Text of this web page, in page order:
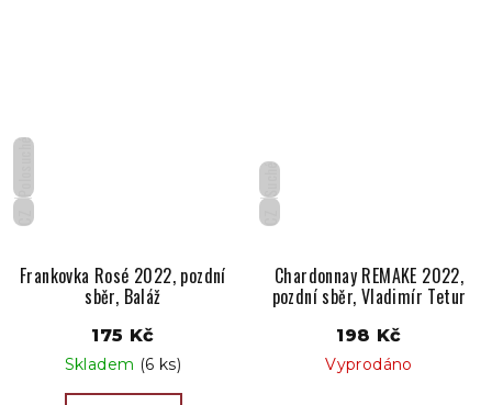
CZ
Frankovka Rosé 2022, pozdní
sběr, Baláž
175 Kč
Skladem (6 ks)
CZ
Suché
Chardonnay REMAKE 2022,
pozdní sběr, Vladimír Tetur
198 Kč
Vyprodáno